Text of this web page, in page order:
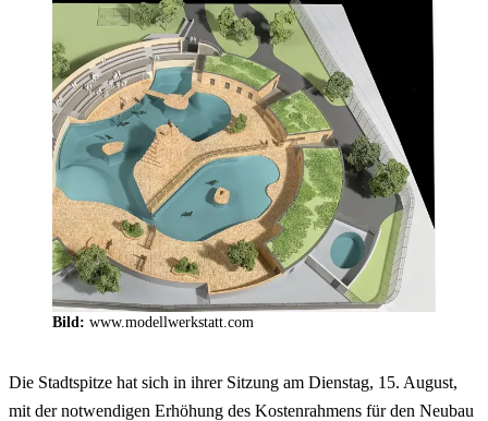
Bild: www.modellwerkstatt.com
Die Stadtspitze hat sich in ihrer Sitzung am Dienstag, 15. August,
mit der notwendigen Erhöhung des Kostenrahmens für den Neubau